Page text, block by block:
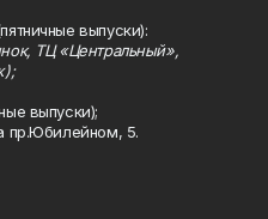
выпуски):
ТЦ «Центральный»,
выпуски);
пр.Юбилейном, 5.